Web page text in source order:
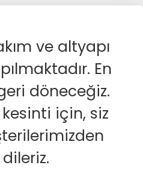
ve altyapı
En
döneceğiz.
için, siz